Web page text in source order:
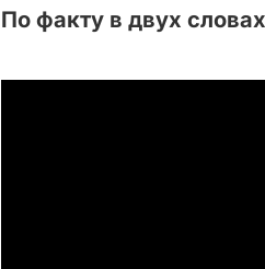
По факту в двух словах